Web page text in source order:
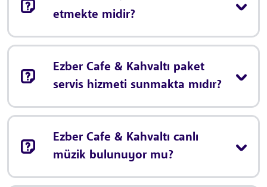
etmekte midir?
Ezber Cafe & Kahvaltı paket
servis hizmeti sunmakta mıdır?
Ezber Cafe & Kahvaltı canlı
müzik bulunuyor mu?